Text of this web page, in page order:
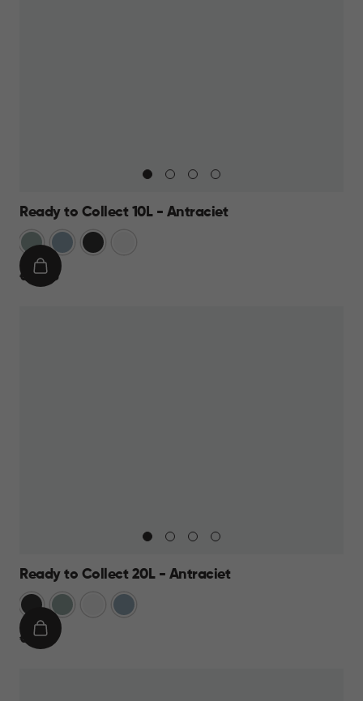
Ready to Collect 10L - Antraciet
GroenBlauwDonkergrijs
€
€ 14,95
IN
Ready to Collect 20L - Antraciet
Donkergrijs
Groen Blauw
€
€ 19,95
IN